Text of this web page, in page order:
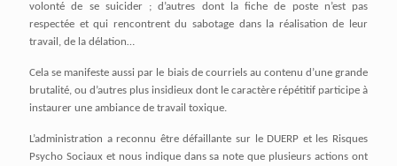
volonté de se suicider ; d’autres dont la fiche de poste n’est pas
respectée et qui rencontrent du sabotage dans la réalisation de leur
travail, de la délation…
Cela se manifeste aussi par le biais de courriels au contenu d’une grande
brutalité, ou d’autres plus insidieux dont le caractère répétitif participe à
instaurer une ambiance de travail toxique.
L’administration a reconnu être défaillante sur le DUERP et les Risques
Psycho Sociaux et nous indique dans sa note que plusieurs actions ont